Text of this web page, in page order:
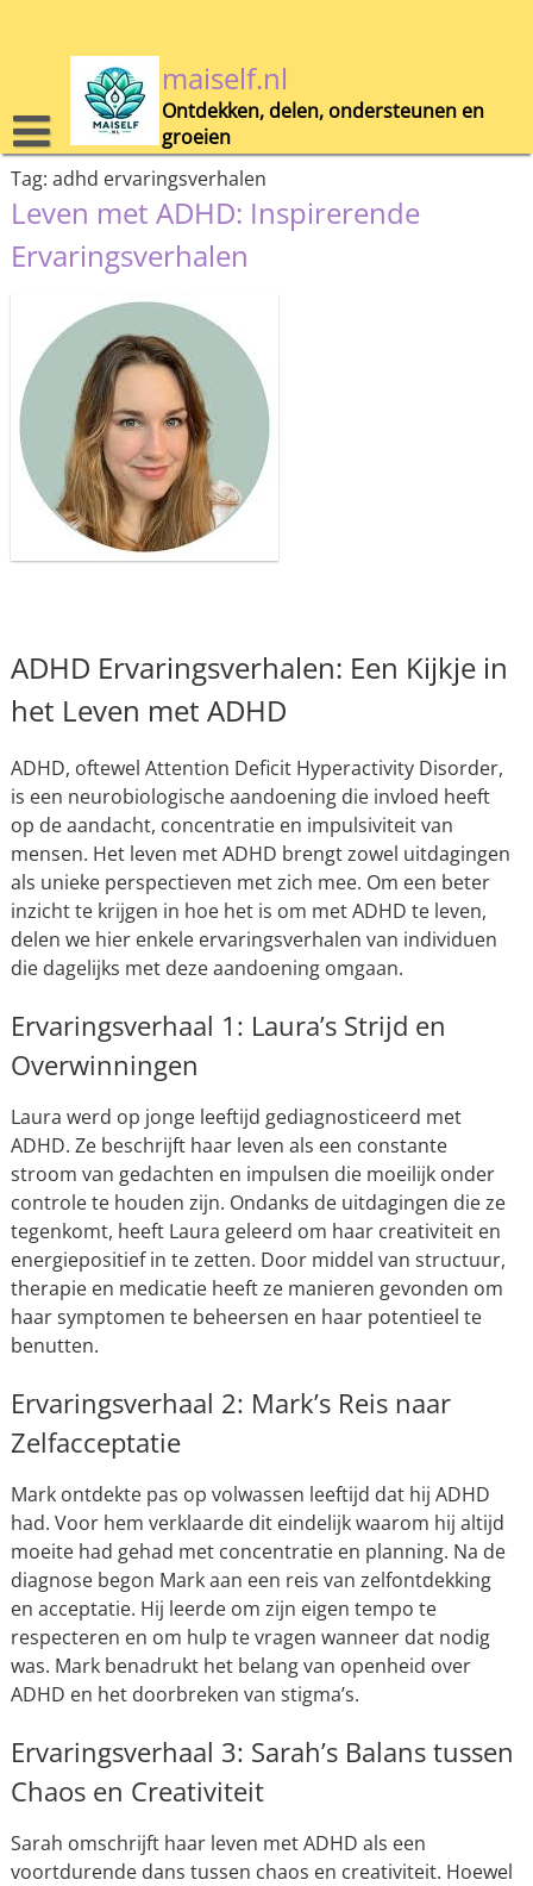
maiself.nl
Ontdekken, delen, ondersteunen en
groeien
Tag: adhd ervaringsverhalen
Leven met ADHD: Inspirerende
Ervaringsverhalen
ADHD Ervaringsverhalen: Een Kijkje in
het Leven met ADHD
ADHD, oftewel Attention Deficit Hyperactivity Disorder,
is een neurobiologische aandoening die invloed heeft
op de aandacht, concentratie en impulsiviteit van
mensen. Het leven met ADHD brengt zowel uitdagingen
als unieke perspectieven met zich mee. Om een beter
inzicht te krijgen in hoe het is om met ADHD te leven,
delen we hier enkele ervaringsverhalen van individuen
die dagelijks met deze aandoening omgaan.
Ervaringsverhaal 1: Laura’s Strijd en
Overwinningen
Laura werd op jonge leeftijd gediagnosticeerd met
ADHD. Ze beschrijft haar leven als een constante
stroom van gedachten en impulsen die moeilijk onder
controle te houden zijn. Ondanks de uitdagingen die ze
tegenkomt, heeft Laura geleerd om haar creativiteit en
energiepositief in te zetten. Door middel van structuur,
therapie en medicatie heeft ze manieren gevonden om
haar symptomen te beheersen en haar potentieel te
benutten.
Ervaringsverhaal 2: Mark’s Reis naar
Zelfacceptatie
Mark ontdekte pas op volwassen leeftijd dat hij ADHD
had. Voor hem verklaarde dit eindelijk waarom hij altijd
moeite had gehad met concentratie en planning. Na de
diagnose begon Mark aan een reis van zelfontdekking
en acceptatie. Hij leerde om zijn eigen tempo te
respecteren en om hulp te vragen wanneer dat nodig
was. Mark benadrukt het belang van openheid over
ADHD en het doorbreken van stigma’s.
Ervaringsverhaal 3: Sarah’s Balans tussen
Chaos en Creativiteit
Sarah omschrijft haar leven met ADHD als een
voortdurende dans tussen chaos en creativiteit. Hoewel